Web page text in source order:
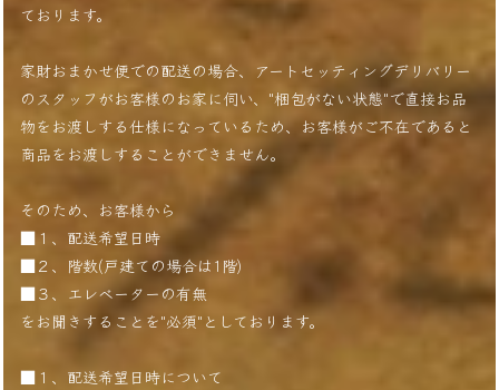
ております。
家財おまかせ便での配送の場合、アートセッティングデリバリー
のスタッフがお客様のお家に伺い、"梱包がない状態"で直接お品
物をお渡しする仕様になっているため、お客様がご不在であると
商品をお渡しすることができません。
そのため、お客様から
■１、配送希望日時
■２、階数(戸建ての場合は1階)
■３、エレベーターの有無
をお聞きすることを"必須"としております。
■１、配送希望日時について